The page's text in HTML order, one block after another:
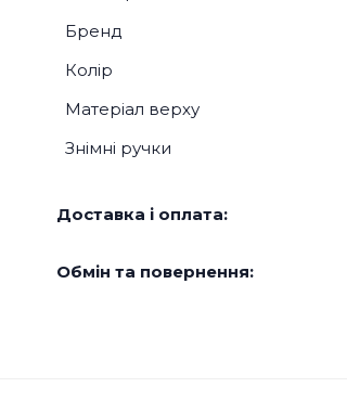
Бренд
Колір
Матеріал верху
Знімні ручки
Доставка і оплата:
Обмін та повернення: